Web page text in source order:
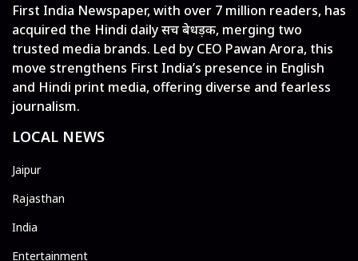
First India Newspaper, with over 7 million readers, has
acquired the Hindi daily सच बेधड़क, merging two
trusted media brands. Led by CEO Pawan Arora, this
move strengthens First India’s presence in English
and Hindi print media, offering diverse and fearless
journalism.
LOCAL NEWS
Jaipur
Rajasthan
India
Entertainment